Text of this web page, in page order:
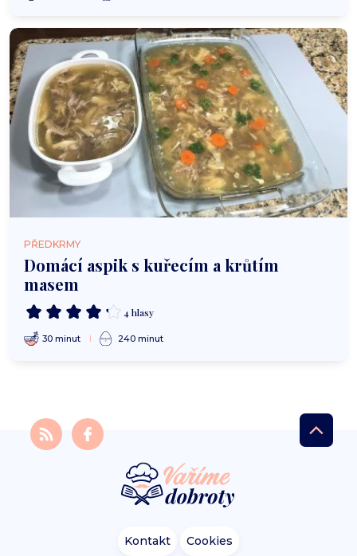
PŘEDKRMY
Domácí aspik s kuřecím a krůtím
masem
4 hlasy
30 minut 240 minut
Kontakt Cookies